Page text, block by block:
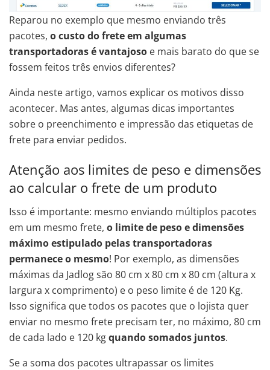
Reparou no exemplo que mesmo enviando três
pacotes, o custo do frete em algumas
transportadoras é vantajoso e mais barato do que se
fossem feitos três envios diferentes?
Ainda neste artigo, vamos explicar os motivos disso
acontecer. Mas antes, algumas dicas importantes
sobre o preenchimento e impressão das etiquetas de
frete para enviar pedidos.
Atenção aos limites de peso e dimensões
ao calcular o frete de um produto
Isso é importante: mesmo enviando múltiplos pacotes
em um mesmo frete, o limite de peso e dimensões
máximo estipulado pelas transportadoras
permanece o mesmo! Por exemplo, as dimensões
máximas da Jadlog são 80 cm x 80 cm x 80 cm (altura x
largura x comprimento) e o peso limite é de 120 Kg.
Isso significa que todos os pacotes que o lojista quer
enviar no mesmo frete precisam ter, no máximo, 80 cm
de cada lado e 120 kgquando somados juntos.
Se a soma dos pacotes ultrapassar os limites